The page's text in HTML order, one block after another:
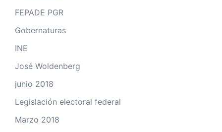
FEPADE PGR
Gobernaturas
INE
José Woldenberg
junio 2018
Legislación electoral federal
Marzo 2018